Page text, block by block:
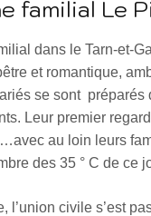
familial Le
dans le Tarn-et-
et romantique,
se sont préparés
Leur premier regard
au loin leurs
des 35 ° C de ce
l’union civile s’est